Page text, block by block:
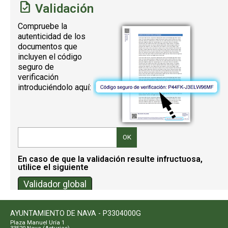
Validación
Compruebe la
autenticidad de los
documentos que
incluyen el código
seguro de
verificación
introduciéndolo aquí:
Regulación del Codigo Seguro de verificación (CSV)
AYUNTAMIENTO DE NAVA - P3304000G
Plaza Manuel Uría 1